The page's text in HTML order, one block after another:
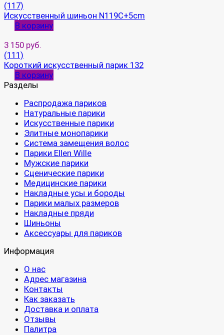
(117)
Искусственный шиньон N119C+5cm
В корзину
3 150 руб.
(111)
Короткий искусственный парик 132
В корзину
Разделы
Распродажа париков
Натуральные парики
Искусственные парики
Элитные монопарики
Система замещения волос
Парики Ellen Wille
Мужские парики
Сценические парики
Медицинские парики
Накладные усы и бороды
Парики малых размеров
Накладные пряди
Шиньоны
Аксессуары для париков
Информация
О нас
Адрес магазина
Контакты
Как заказать
Доставка и оплата
Отзывы
Палитра